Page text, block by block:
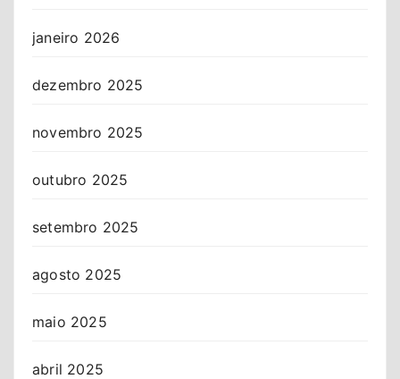
janeiro 2026
dezembro 2025
novembro 2025
outubro 2025
setembro 2025
agosto 2025
maio 2025
abril 2025